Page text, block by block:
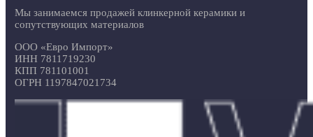
Мы занимаемся продажей клинкерной керамики и
сопутствующих материалов
ООО «Евро Импорт»
ИНН 7811719230
КПП 781101001
ОГРН 1197847021734